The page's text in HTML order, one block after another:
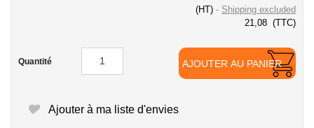
(HT)
Shipping excluded
21,08 (TTC)
Quantité AJOUTER AU PANIER
Ajouter à ma liste d'envies